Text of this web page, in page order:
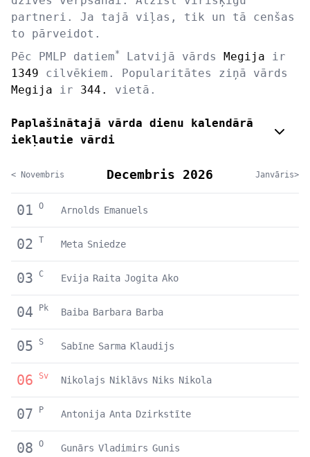
partneri. Ja tajā viļas, tik un tā cenšas
to pārveidot.
Pēc PMLP datiem* Latvijā vārds Megija ir
1349 cilvēkiem. Popularitātes ziņā vārds
Megija ir 344. vietā.
Paplašinātajā vārda dienu kalendārā
iekļautie vārdi
< Novembris Decembris 2026 Janvāris>
01 O Arnolds Emanuels
02 T Meta Sniedze
03 C Evija Raita Jogita Ako
04 Pk Baiba Barbara Barba
05 S Sabīne Sarma Klaudijs
06 Sv Nikolajs Niklāvs Niks Nikola
07 P Antonija Anta Dzirkstīte
08 O Gunārs Vladimirs Gunis